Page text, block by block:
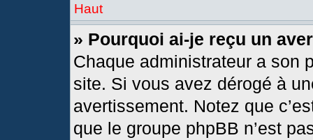
Haut
» Pourquoi ai-je reçu un
Chaque administrateur a son
site. Si vous avez dérogé à
avertissement. Notez que
que le groupe phpBB n’est